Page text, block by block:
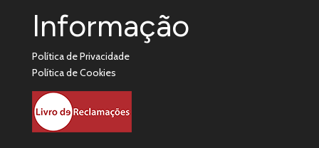
Informação
Política de Privacidade
Política de Cookies